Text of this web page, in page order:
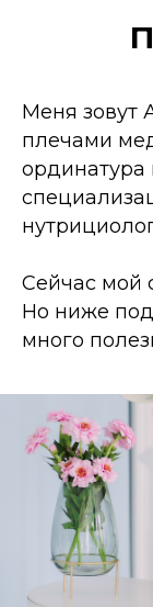
Меня зовут
плечами
Сейчас мой
Но ниже
много